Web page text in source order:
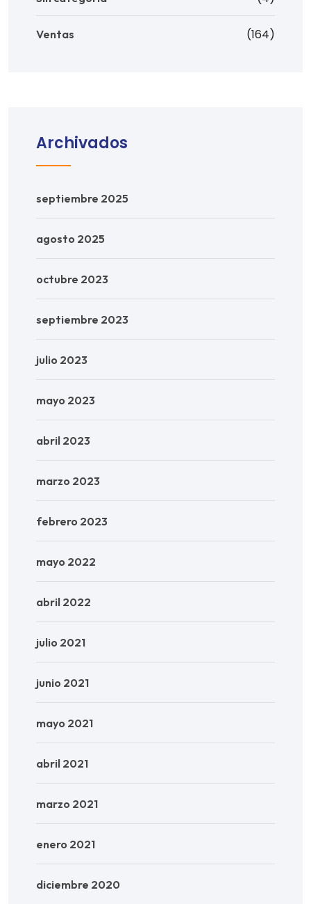
Ventas (164)
Archivados
septiembre 2025
agosto 2025
octubre 2023
septiembre 2023
julio 2023
mayo 2023
abril 2023
marzo 2023
febrero 2023
mayo 2022
abril 2022
julio 2021
junio 2021
mayo 2021
abril 2021
marzo 2021
enero 2021
diciembre 2020